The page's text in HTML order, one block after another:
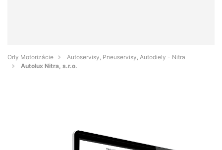
Orly Motorizácie
Autoservisy, Pneuservisy, Autodiely - Nitra
Autolux Nitra, s.r.o.